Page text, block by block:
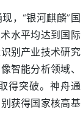
，“银河麒麟”国
水平均达到国际
别产业技术研究
智能分析领域、
得突破。神舟通
获得国家核高基